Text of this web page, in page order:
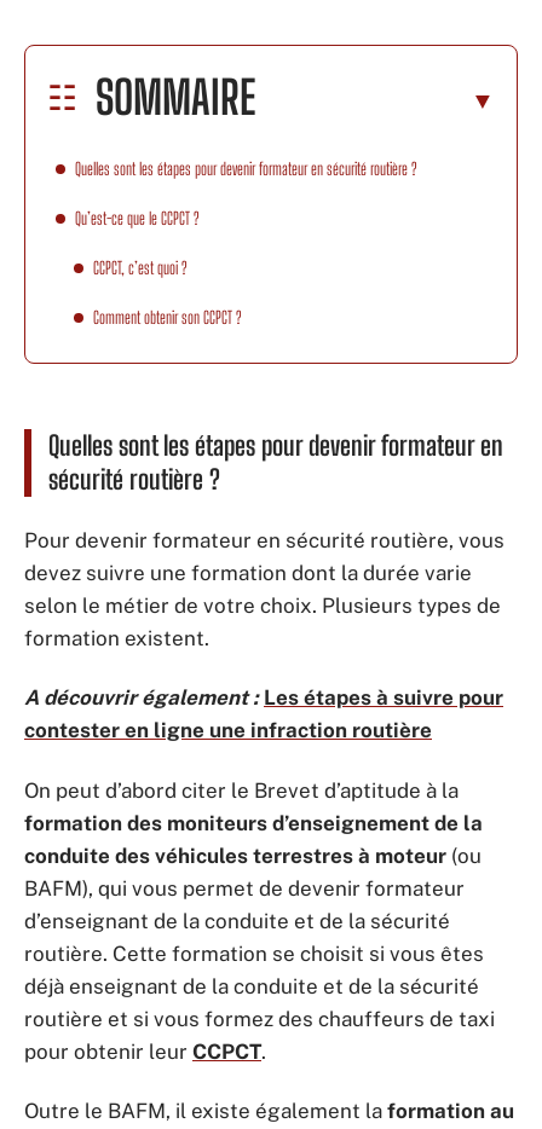
SOMMAIRE
Quelles sont les étapes pour devenir formateur en sécurité routière ?
Qu’est-ce que le CCPCT ?
CCPCT, c’est quoi ?
Comment obtenir son CCPCT ?
Quelles sont les étapes pour devenir formateur en
sécurité routière ?
Pour devenir formateur en sécurité routière, vous
devez suivre une formation dont la durée varie
selon le métier de votre choix. Plusieurs types de
formation existent.
A découvrir également : Les étapes à suivre pour
contester en ligne une infraction routière
On peut d’abord citer le Brevet d’aptitude à la
formation des moniteurs d’enseignement de la
conduite des véhicules terrestres à moteur (ou
BAFM), qui vous permet de devenir formateur
d’enseignant de la conduite et de la sécurité
routière. Cette formation se choisit si vous êtes
déjà enseignant de la conduite et de la sécurité
routière et si vous formez des chauffeurs de taxi
pour obtenir leur CCPCT.
Outre le BAFM, il existe également la formation au